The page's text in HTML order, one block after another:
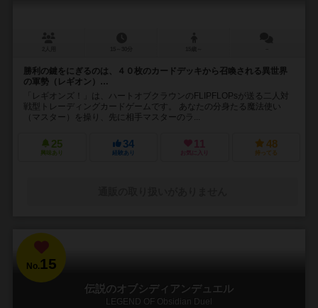
勝利の鍵をにぎるのは、４０枚のカードデッキから召喚される異世界
の軍勢（レギオン）…
「レギオンズ！」は、ハートオブクラウンのFLIPFLOPsが送る二人対
戦型トレーディングカードゲームです。 あなたの分身たる魔法使い
（マスター）を操り、先に相手マスターのラ...
25
興味あり
34
経験あり
11
お気に入り
48
持ってる
No.15
伝説のオブシディアンデュエル
LEGEND OF Obsidian Duel